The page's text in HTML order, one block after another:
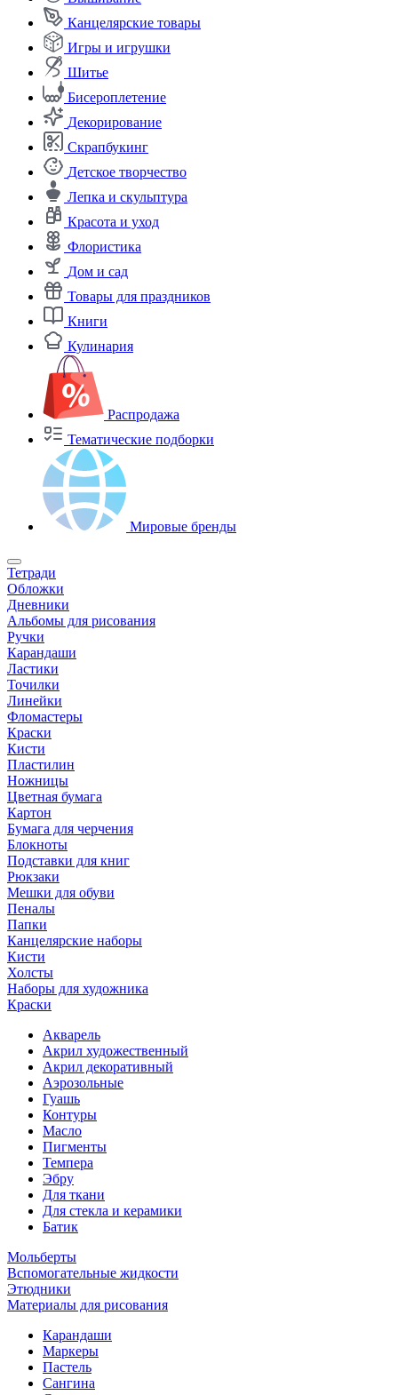
Канцелярские товары
Игры и игрушки
Шитье
Бисероплетение
Декорирование
Скрапбукинг
Детское творчество
Лепка и скульптура
Красота и уход
Флористика
Дом и сад
Товары для праздников
Книги
Кулинария
Распродажа
Тематические подборки
Мировые бренды
Тетради
Обложки
Дневники
Альбомы для рисования
Ручки
Карандаши
Ластики
Точилки
Линейки
Фломастеры
Краски
Кисти
Пластилин
Ножницы
Цветная бумага
Картон
Бумага для черчения
Блокноты
Подставки для книг
Рюкзаки
Мешки для обуви
Пеналы
Папки
Канцелярские наборы
Кисти
Холсты
Наборы для художника
Краски
Акварель
Акрил художественный
Акрил декоративный
Аэрозольные
Гуашь
Контуры
Масло
Пигменты
Темпера
Эбру
Для ткани
Для стекла и керамики
Батик
Мольберты
Вспомогательные жидкости
Этюдники
Материалы для рисования
Карандаши
Маркеры
Пастель
Сангина